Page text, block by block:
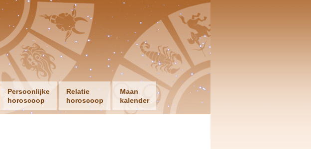
Persoonlijke
horoscoop
Relatie
horoscoop
Maan
kalender